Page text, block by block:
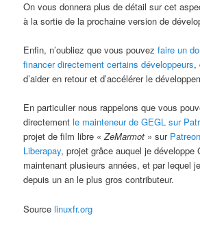
On vous donnera plus de détail sur cet
à la sortie de la prochaine version de
Enfin, n’oubliez que vous pouvezfaire un
financer directement certains développeurs,
d’aider en retour et d’accélérer le
En particulier nous rappelons que vous
directementle mainteneur de GEGL sur
projet de film libre «ZeMarmot » sur Patreon
Liberapay, projet grâce auquel je développe
maintenant plusieurs années, et par lequel
depuis un an le plus gros contributeur.
Sourcelinuxfr.org